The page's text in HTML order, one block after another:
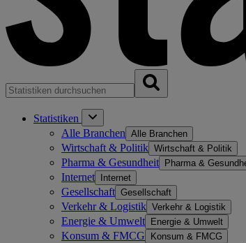
Statistiken
Alle Branchen Alle Branchen
Wirtschaft & Politik Wirtschaft & Politik
Pharma & Gesundheit Pharma &
Internet Internet
Gesellschaft Gesellschaft
Verkehr & Logistik Verkehr & Logistik
Energie & Umwelt Energie & Umwelt
Konsum & FMCG Konsum & FMCG